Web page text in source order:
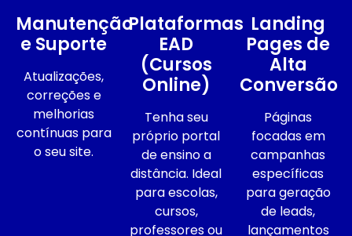
Manutenção
e Suporte
Atualizações,
correções e
melhorias
contínuas para
o seu site.
Plataformas
EAD
(Cursos
Online)
Tenha seu
próprio portal
de ensino a
distância. Ideal
para escolas,
cursos,
professores ou
Landing
Pages de
Alta
Conversão
Páginas
focadas em
campanhas
específicas
para geração
de leads,
lançamentos